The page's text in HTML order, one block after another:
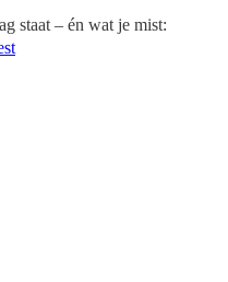
staat – én wat je mist: